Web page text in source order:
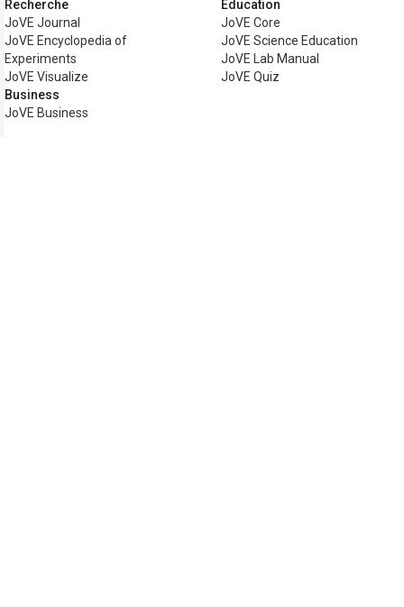
Recherche
JoVE Journal
JoVE Encyclopedia of
Experiments
JoVE Visualize
Business
JoVE Business
Éducation
JoVE Core
JoVE Science Education
JoVE Lab Manual
JoVE Quiz